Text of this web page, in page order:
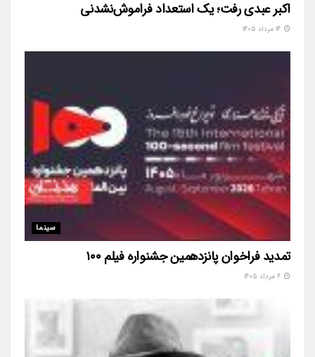
اکبر عبدی رفت؛ یک استعداد فراموش‌نشدنی
سینما
تمدید فراخوان پانزدهمین جشنواره فیلم ۱۰۰